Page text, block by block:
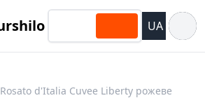
UA
d'Italia Cuvee Liberty рожеве